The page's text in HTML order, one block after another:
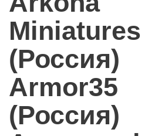
Miniatures
(Россия)
Armor35
(Россия)